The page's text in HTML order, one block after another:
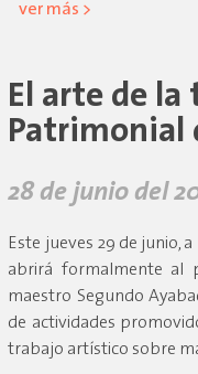
ver más >
El arte de la
Patrimonial
28 de junio del
Este jueves 29 de junio,
abrirá formalmente al
maestro Segundo
de actividades
trabajo artístico sobre